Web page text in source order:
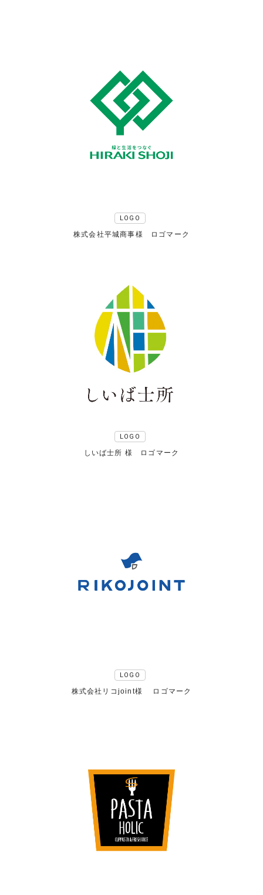
LOGO
株式会社平城商事様 ロゴマーク
LOGO
しいば士所 様 ロゴマーク
LOGO
株式会社リコjoint様 ロゴマーク